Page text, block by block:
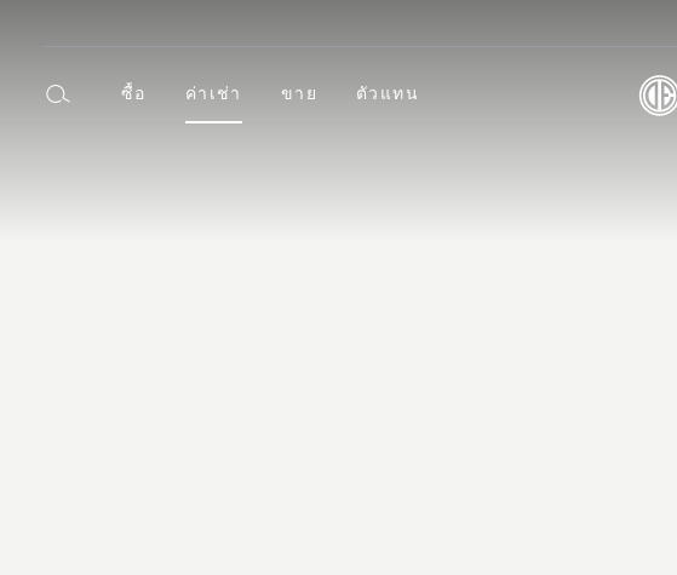
ซื้อ ค่าเช่า ขาย ตัวแทน